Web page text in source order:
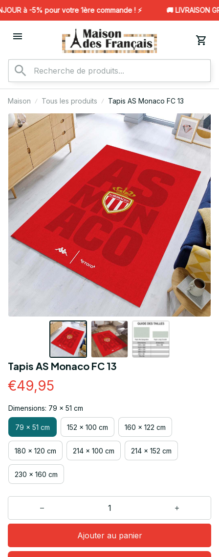
à -5% pour votre 1ère commande ! ⚡️ 🚚 LIVRAISON
Maison Tous les produits Tapis AS Monaco FC 13
Tapis AS Monaco FC 13
€49,95
Dimensions: 79 x 51 cm
79 x 51 cm 152 x 100 cm 160 x 122 cm
180 x 120 cm 214 x 100 cm 214 x 152 cm
230 x 160 cm
Ajouter au panier